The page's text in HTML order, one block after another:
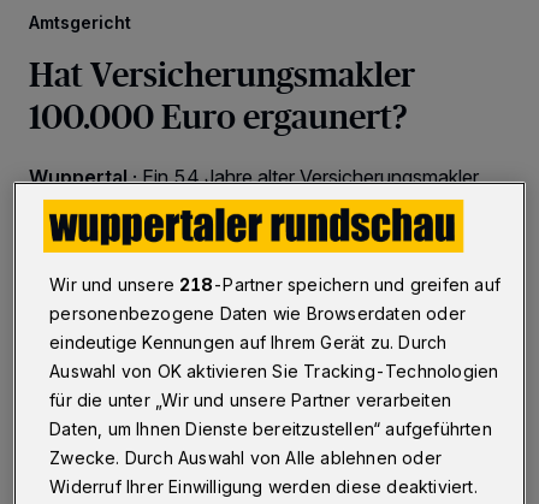
Amtsgericht
Hat Versicherungsmakler
100.000 Euro ergaunert?
Wuppertal·Ein 54 Jahre alter Versicherungsmakler
aus Wuppertal steht wegen mutmaßlich besonders
schweren Betrugs vor dem Amtsgericht. Laut
Staatsanwaltschaft nutzte er in zwei Fällen
Vollmachten wohlhabender Wuppertaler für sich aus -
bei einem Gesamtschaden von mindestens 100.000
Euro.
21.06.2017 , 12:55 Uhr Eine Minute Lesezeit
Wir und unsere 218-Partner speichern und greifen auf
personenbezogene Daten wie Browserdaten oder
eindeutige Kennungen auf Ihrem Gerät zu. Durch
Auswahl von OK aktivieren Sie Tracking-Technologien
für die unter „Wir und unsere Partner verarbeiten
Daten, um Ihnen Dienste bereitzustellen“ aufgeführten
Zwecke. Durch Auswahl von Alle ablehnen oder
Widerruf Ihrer Einwilligung werden diese deaktiviert.